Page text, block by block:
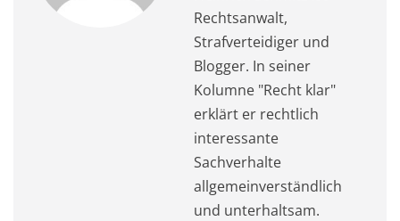
Rechtsanwalt,
Strafverteidiger und
Blogger. In seiner
Kolumne "Recht klar"
erklärt er rechtlich
interessante
Sachverhalte
allgemeinverständlich
und unterhaltsam.